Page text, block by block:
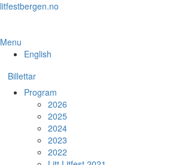
Skip
content
litfestbergen.no
Menu
English
Billettar
Program
2026
2025
2024
2023
2022